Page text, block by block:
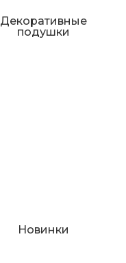
Декоративные
подушки
Новинки